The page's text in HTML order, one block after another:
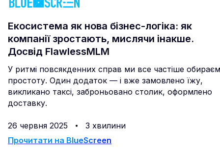
Екосистема як нова бізнес-логіка: як
компанії зростають, мислячи інакше.
Досвід FlawlessMLM
У ритмі повсякденних справ ми все частіше
простоту. Один додаток — і вже замовлено їжу,
викликано таксі, заброньовано столик, оформлено
доставку.
26 червня 2025
3 хвилини
Прочитати на BlueScreen